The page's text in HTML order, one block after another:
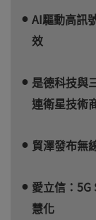
AI驅動高訊
效
是德科技與
連衛星技術
貿澤發布無
愛立信：
慧化